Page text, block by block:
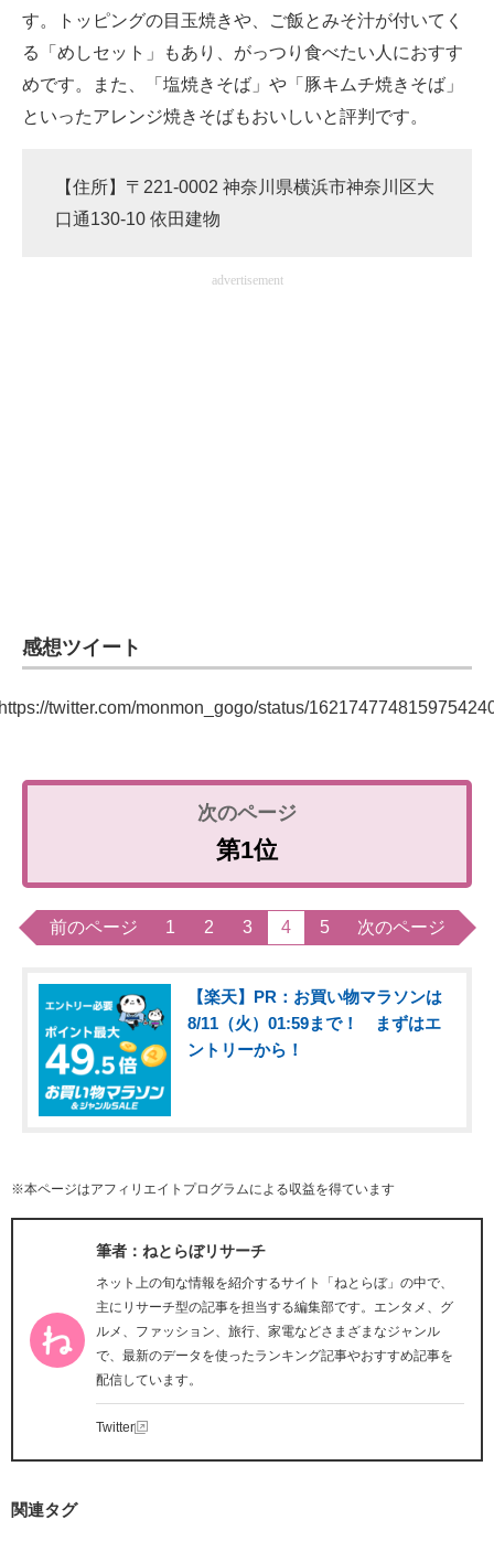
す。トッピングの目玉焼きや、ご飯とみそ汁が付いてく
る「めしセット」もあり、がっつり食べたい人におすす
めです。また、「塩焼きそば」や「豚キムチ焼きそば」
といったアレンジ焼きそばもおいしいと評判です。
【住所】〒221-0002 神奈川県横浜市神奈川区大
口通130-10 依田建物
advertisement
感想ツイート
twitter.com/monmon_gogo/status/
第1位
前のページ 1 2 3 4 5 次のページ
【楽天】PR：お買い物マラソンは
8/11（火）01:59まで！ まずはエ
ントリーから！
※本ページはアフィリエイトプログラムによる収益を得ています
筆者：ねとらぼリサーチ
ネット上の旬な情報を紹介するサイト「ねとらぼ」の中で、
主にリサーチ型の記事を担当する編集部です。エンタメ、グ
ルメ、ファッション、旅行、家電などさまざまなジャンル
で、最新のデータを使ったランキング記事やおすすめ記事を
配信しています。
Twitter
関連タグ